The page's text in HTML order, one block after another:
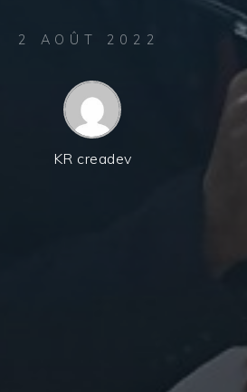
2 AOÛT 2022
KR creadev